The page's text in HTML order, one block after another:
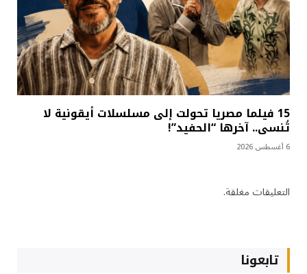
15 فيلما مصريا تحولت إلى مسلسلات أيقونية لا
تُنسى.. آخرها “الحفيد”!
6 أغسطس 2026
التعليقات مغلقة.
تابعونا